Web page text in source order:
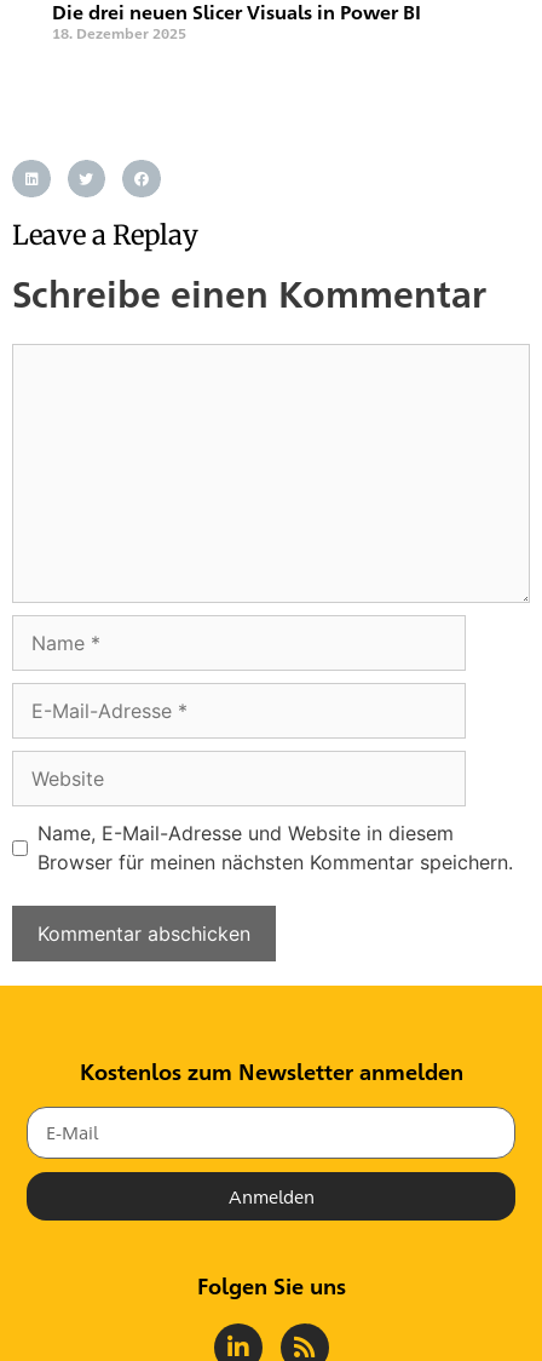
Die drei neuen Slicer Visuals in Power BI
18. Dezember 2025
Leave a Replay
Schreibe einen Kommentar
Name, E-Mail-Adresse und Website in diesem
Browser für meinen nächsten Kommentar speichern.
Kostenlos zum Newsletter anmelden
Anmelden
Folgen Sie uns